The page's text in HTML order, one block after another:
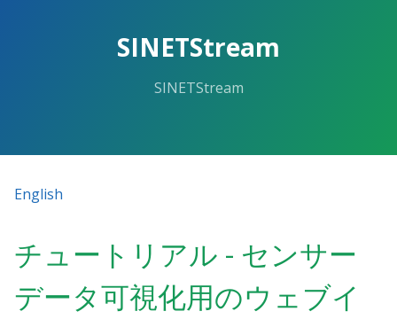
SINETStream
SINETStream
English
チュートリアル - センサー
データ可視化用のウェブイ